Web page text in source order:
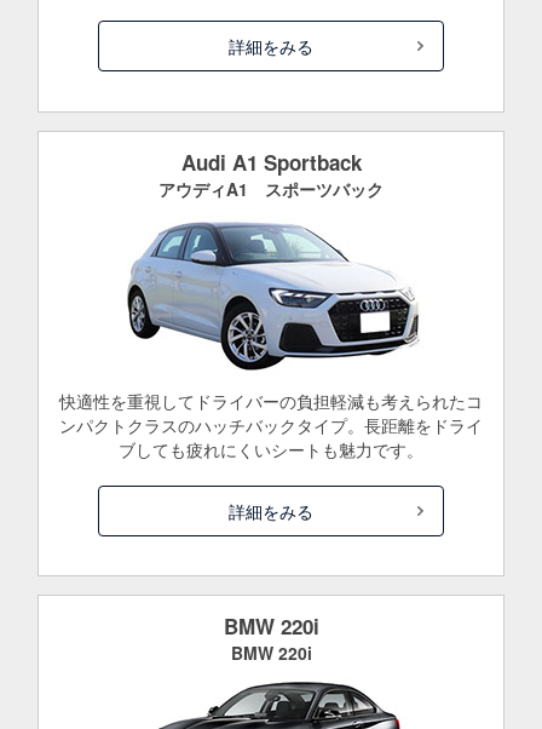
詳細をみる
Audi A1 Sportback
アウディA1 スポーツバック
快適性を重視してドライバーの負担軽減も考えられたコ
ンパクトクラスのハッチバックタイプ。長距離をドライ
ブしても疲れにくいシートも魅力です。
詳細をみる
BMW 220i
BMW 220i